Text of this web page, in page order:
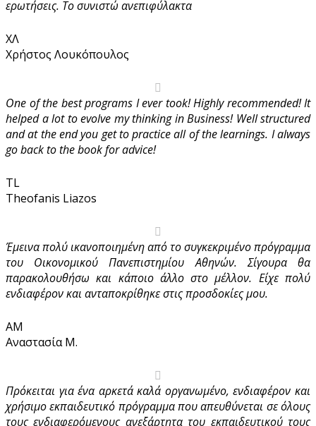
ερωτήσεις. Το συνιστώ ανεπιφύλακτα
ΧΛ
Χρήστος Λουκόπουλος
One of the best programs I ever took! Highly recommended! It
helped a lot to evolve my thinking in Business! Well structured
and at the end you get to practice all of the learnings. I always
go back to the book for advice!
TL
Theofanis Liazos
Έμεινα πολύ ικανοποιημένη από το συγκεκριμένο πρόγραμμα
του Οικονομικού Πανεπιστημίου Αθηνών. Σίγουρα θα
παρακολουθήσω και κάποιο άλλο στο μέλλον. Είχε πολύ
ενδιαφέρον και ανταποκρίθηκε στις προσδοκίες μου.
ΑΜ
Αναστασία Μ.
Πρόκειται για ένα αρκετά καλά οργανωμένο, ενδιαφέρον και
χρήσιμο εκπαιδευτικό πρόγραμμα που απευθύνεται σε όλους
τους ενδιαφερόμενους ανεξάρτητα του εκπαιδευτικού τους